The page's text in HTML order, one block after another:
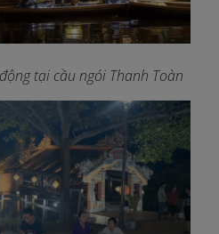
tại cầu ngói Thanh Toàn